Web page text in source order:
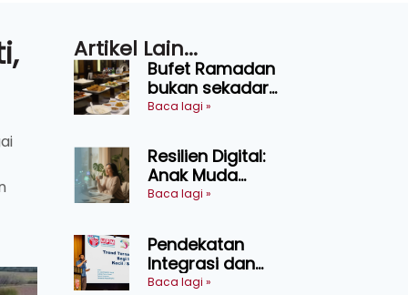
Artikel Lain...
Bufet Ramadan
bukan sekadar
juadah, perlu bijak
selamat
menikmati
Baca lagi »
Resilien Digital:
Anak Muda
Belajar Bertahan
Menekan Diri
Baca lagi »
Pendekatan
Integrasi dan
Teknologi Baharu
Baca lagi »